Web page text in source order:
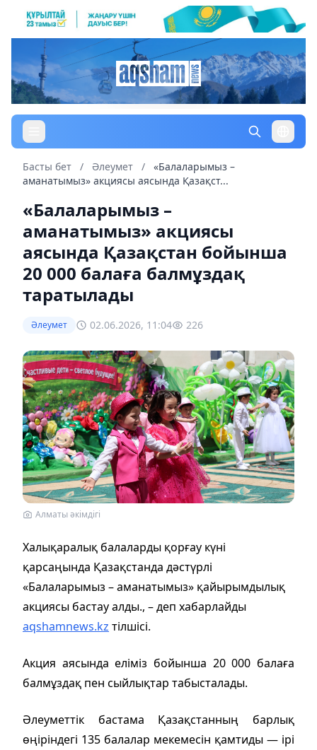
Басты бет / Әлеумет /
«Балаларымыз –
аманатымыз» акциясы аясында Қазақст...
«Балаларымыз –
аманатымыз» акциясы
аясында Қазақстан бойынша
20 000 балаға балмұздақ
таратылады
Әлеумет 02.06.2026, 11:04 226
Алматы әкімдігі
Халықаралық балаларды қорғау күні
қарсаңында Қазақстанда дәстүрлі
«Балаларымыз – аманатымыз» қайырымдылық
акциясы бастау алды., – деп хабарлайды
aqshamnews.kz тілшісі.
Акция аясында еліміз бойынша 20 000 балаға
балмұздақ пен сыйлықтар табысталады.
Әлеуметтік бастама Қазақстанның барлық
өңіріндегі 135 балалар мекемесін қамтиды — ірі